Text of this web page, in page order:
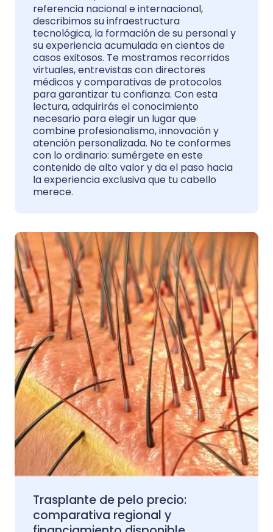
referencia nacional e internacional,
describimos su infraestructura
tecnológica, la formación de su personal y
su experiencia acumulada en cientos de
casos exitosos. Te mostramos recorridos
virtuales, entrevistas con directores
médicos y comparativas de protocolos
para garantizar tu confianza. Con esta
lectura, adquirirás el conocimiento
necesario para elegir un lugar que
combine profesionalismo, innovación y
atención personalizada. No te conformes
con lo ordinario: sumérgete en este
contenido de alto valor y da el paso hacia
la experiencia exclusiva que tu cabello
merece.
Trasplante de pelo precio:
comparativa regional y